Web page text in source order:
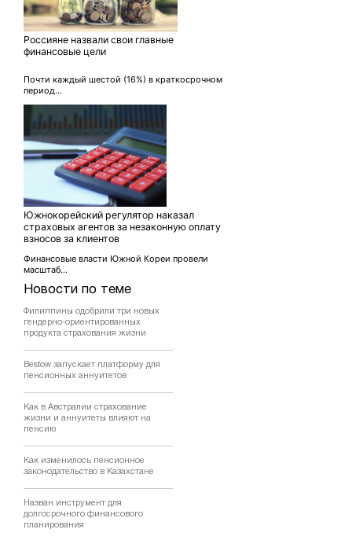
Новости по теме
Филиппины одобрили три новых
гендерно-ориентированных
продукта страхования жизни
Bestow запускает платформу для
пенсионных аннуитетов
Как в Австралии страхование
жизни и аннуитеты влияют на
пенсию
Как изменилось пенсионное
законодательство в Казахстане
Назван инструмент для
долгосрочного финансового
планирования
Россияне назвали свои главные
финансовые цели
Почти каждый шестой (16%) в краткосрочном
период...
Южнокорейский регулятор наказал
страховых агентов за незаконную оплату
взносов за клиентов
Финансовые власти Южной Кореи провели
масштаб...